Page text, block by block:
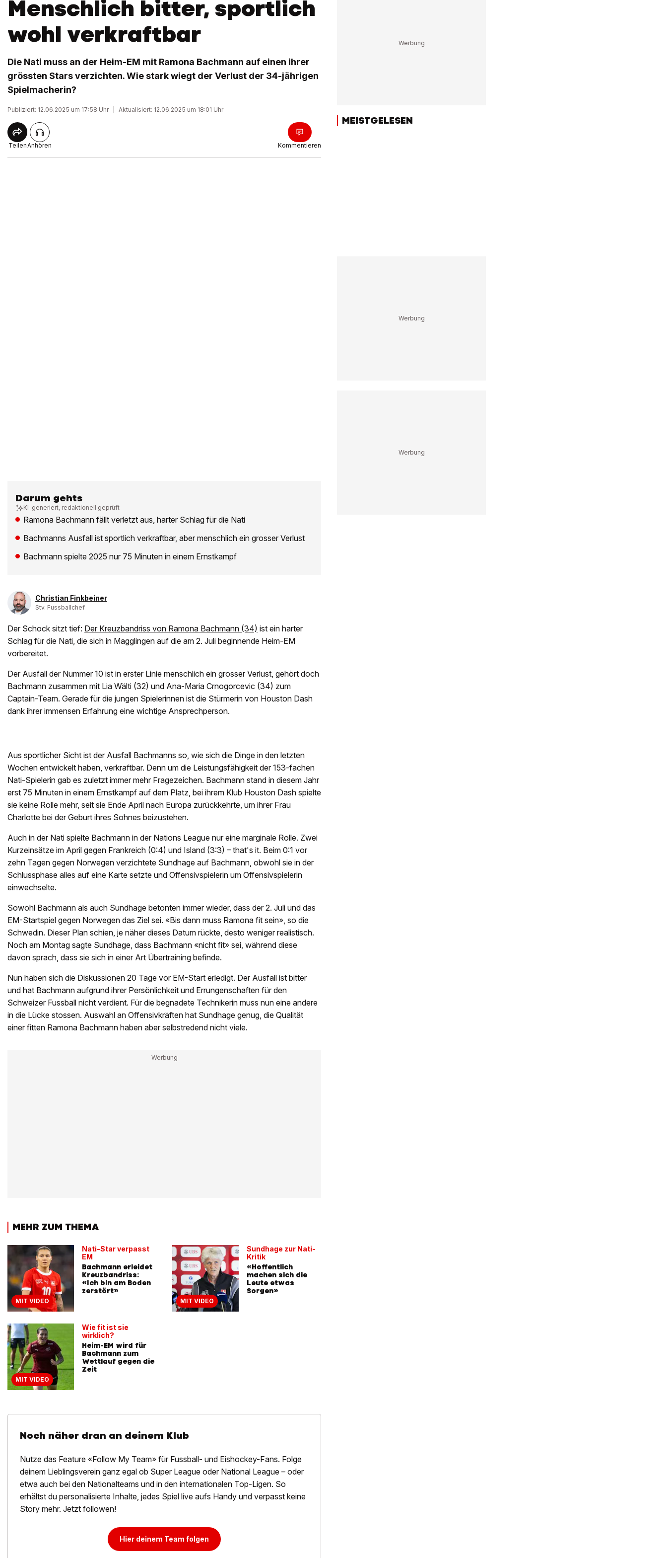
Menschlich bitter, sportlich
wohl verkraftbar
Die Nati muss an der Heim-EM mit Ramona Bachmann auf einen ihrer
grössten Stars verzichten. Wie stark wiegt der Verlust der 34-jährigen
Spielmacherin?
Publiziert: 12.06.2025 um 17:58 Uhr Aktualisiert: 12.06.2025 um 18:01 Uhr
TeilenAnhören Kommentieren
Darum gehts
KI-generiert, redaktionell geprüft
Ramona Bachmann fällt verletzt aus, harter Schlag für die Nati
Bachmanns Ausfall ist sportlich verkraftbar, aber menschlich ein grosser Verlust
Bachmann spielte 2025 nur 75 Minuten in einem Ernstkampf
Christian Finkbeiner
Stv. Fussballchef
Der Schock sitzt tief: Der Kreuzbandriss von Ramona Bachmann (34) ist ein harter
Schlag für die Nati, die sich in Magglingen auf die am 2. Juli beginnende Heim-EM
vorbereitet.
Der Ausfall der Nummer 10 ist in erster Linie menschlich ein grosser Verlust, gehört doch
Bachmann zusammen mit Lia Wälti (32) und Ana-Maria Crnogorcevic (34) zum
Captain-Team. Gerade für die jungen Spielerinnen ist die Stürmerin von Houston Dash
dank ihrer immensen Erfahrung eine wichtige Ansprechperson.
Aus sportlicher Sicht ist der Ausfall Bachmanns so, wie sich die Dinge in den letzten
Wochen entwickelt haben, verkraftbar. Denn um die Leistungsfähigkeit der 153-fachen
Nati-Spielerin gab es zuletzt immer mehr Fragezeichen. Bachmann stand in diesem Jahr
erst 75 Minuten in einem Ernstkampf auf dem Platz, bei ihrem Klub Houston Dash spielte
sie keine Rolle mehr, seit sie Ende April nach Europa zurückkehrte, um ihrer Frau
Charlotte bei der Geburt ihres Sohnes beizustehen.
Auch in der Nati spielte Bachmann in der Nations League nur eine marginale Rolle. Zwei
Kurzeinsätze im April gegen Frankreich (0:4) und Island (3:3) – that's it. Beim 0:1 vor
zehn Tagen gegen Norwegen verzichtete Sundhage auf Bachmann, obwohl sie in der
Schlussphase alles auf eine Karte setzte und Offensivspielerin um Offensivspielerin
einwechselte.
Sowohl Bachmann als auch Sundhage betonten immer wieder, dass der 2. Juli und das
EM-Startspiel gegen Norwegen das Ziel sei. «Bis dann muss Ramona fit sein», so die
Schwedin. Dieser Plan schien, je näher dieses Datum rückte, desto weniger realistisch.
Noch am Montag sagte Sundhage, dass Bachmann «nicht fit» sei, während diese
davon sprach, dass sie sich in einer Art Übertraining befinde.
Nun haben sich die Diskussionen 20 Tage vor EM-Start erledigt. Der Ausfall ist bitter
und hat Bachmann aufgrund ihrer Persönlichkeit und Errungenschaften für den
Schweizer Fussball nicht verdient. Für die begnadete Technikerin muss nun eine andere
in die Lücke stossen. Auswahl an Offensivkräften hat Sundhage genug, die Qualität
einer fitten Ramona Bachmann haben aber selbstredend nicht viele.
MEHR ZUM THEMA
MIT VIDEO
Nati-Star verpasst
EM
Bachmann erleidet
Kreuzbandriss:
«Ich bin am Boden
zerstört»
MIT VIDEO
Wie fit ist sie
wirklich?
Heim-EM wird für
Bachmann zum
Wettlauf gegen die
Zeit
MIT VIDEO
Sundhage zur Nati-
Kritik
«Hoffentlich
machen sich die
Leute etwas
Sorgen»
Noch näher dran an deinem Klub
Nutze das Feature «Follow My Team» für Fussball- und Eishockey-Fans. Folge
deinem Lieblingsverein ganz egal ob Super League oder National League – oder
etwa auch bei den Nationalteams und in den internationalen Top-Ligen. So
erhältst du personalisierte Inhalte, jedes Spiel live aufs Handy und verpasst keine
Story mehr. Jetzt followen!
Hier deinem Team folgen
MEISTGELESEN